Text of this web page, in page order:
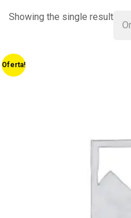
Showing the single result
Oferta!